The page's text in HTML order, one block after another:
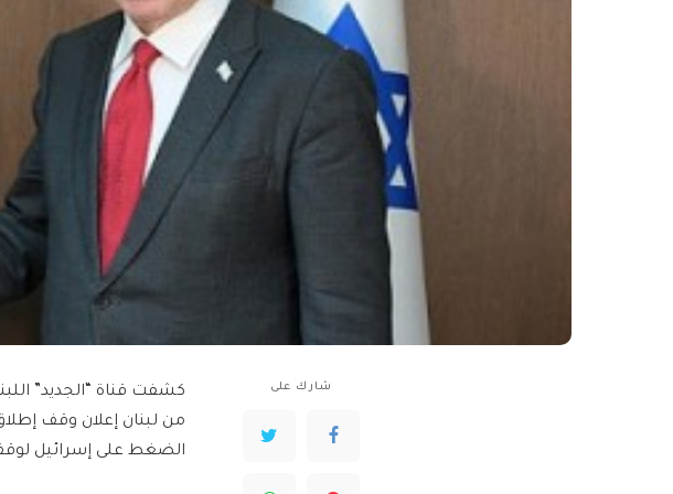
شارك على
كشفت قناة “الجديد”
من لبنان إعلان وقف
الضغط على إسرائيل لوقف